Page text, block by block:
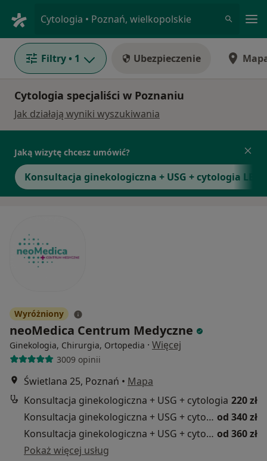
Cytologia • Poznań, wielkopolskie
Filtry • 1 Ubezpieczenie
Cytologia specjaliści w Poznaniu
Jak działają wyniki wyszukiwania
Jaką wizytę chcesz umówić?
Konsultacja ginekologiczna + USG + cytologia LBC
Wyróżniony
neoMedica Centrum Medyczne
Ginekologia, Chirurgia, Ortopedia · Więcej
3009 opinii
Świetlana 25, Poznań • Mapa
Konsultacja ginekologiczna + USG + cytologia 220 zł
Konsultacja ginekologiczna + USG + cytologia LBC od 340 zł
Konsultacja ginekologiczna + USG + cytologia klasyczna + badanie piersi od 360 zł
Pokaż więcej usług